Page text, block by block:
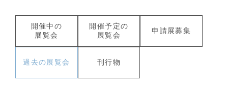
開催中の
展覧会
開催予定の
展覧会
申請展募集
過去の展覧会 刊行物